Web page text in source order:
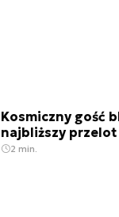
Kosmiczny gość
najbliższy
2 min.